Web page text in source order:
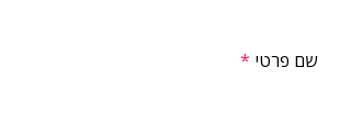
שם פרטי